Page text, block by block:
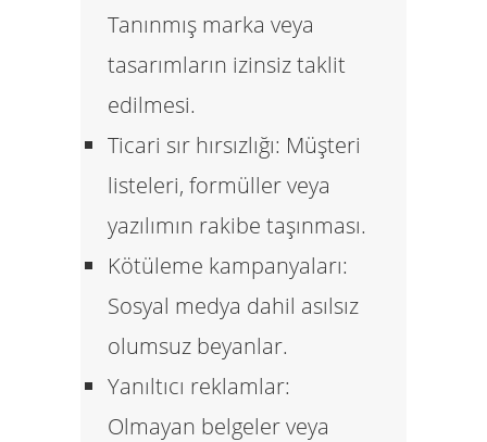
Tanınmış marka veya
tasarımların izinsiz taklit
edilmesi.
Ticari sır hırsızlığı: Müşteri
listeleri, formüller veya
yazılımın rakibe taşınması.
Kötüleme kampanyaları:
Sosyal medya dahil asılsız
olumsuz beyanlar.
Yanıltıcı reklamlar:
Olmayan belgeler veya